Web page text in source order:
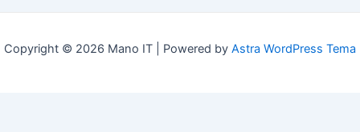
Copyright © 2026 Mano IT | Powered by Astra WordPress Tema